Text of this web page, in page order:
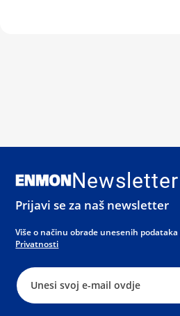
Newsletter
Prijavi se za naš newsletter
Više o načinu obrade unesenih
Privatnosti